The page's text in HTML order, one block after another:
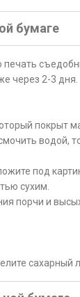
бумаге
печать
через 2-3 дня.
покрыт
водой,
под
сухим.
порчи и
сахарный